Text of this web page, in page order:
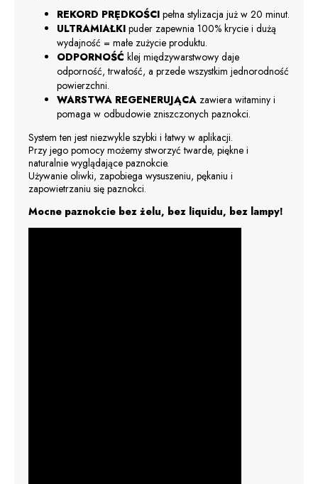
REKORD PRĘDKOŚCI pełna stylizacja już w 20 minut.
ULTRAMIAŁKI puder zapewnia 100% krycie i dużą
wydajność = małe zużycie produktu.
ODPORNOŚĆ klej międzywarstwowy daje
odporność, trwałość, a przede wszystkim jednorodność
powierzchni.
WARSTWA REGENERUJĄCA zawiera witaminy i
pomaga w odbudowie zniszczonych paznokci.
System ten jest niezwykle szybki i łatwy w aplikacji.
Przy jego pomocy możemy stworzyć twarde, piękne i
naturalnie wyglądające paznokcie.
Używanie oliwki, zapobiega wysuszeniu, pękaniu i
zapowietrzaniu się paznokci.
Mocne paznokcie bez żelu, bez liquidu, bez lampy!